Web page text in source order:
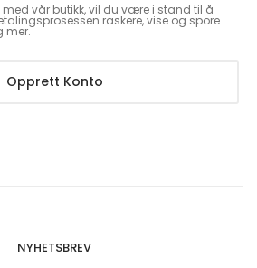
med vår butikk, vil du være i stand til å
raskere, vise og spore
mer.
Opprett Konto
NYHETSBREV